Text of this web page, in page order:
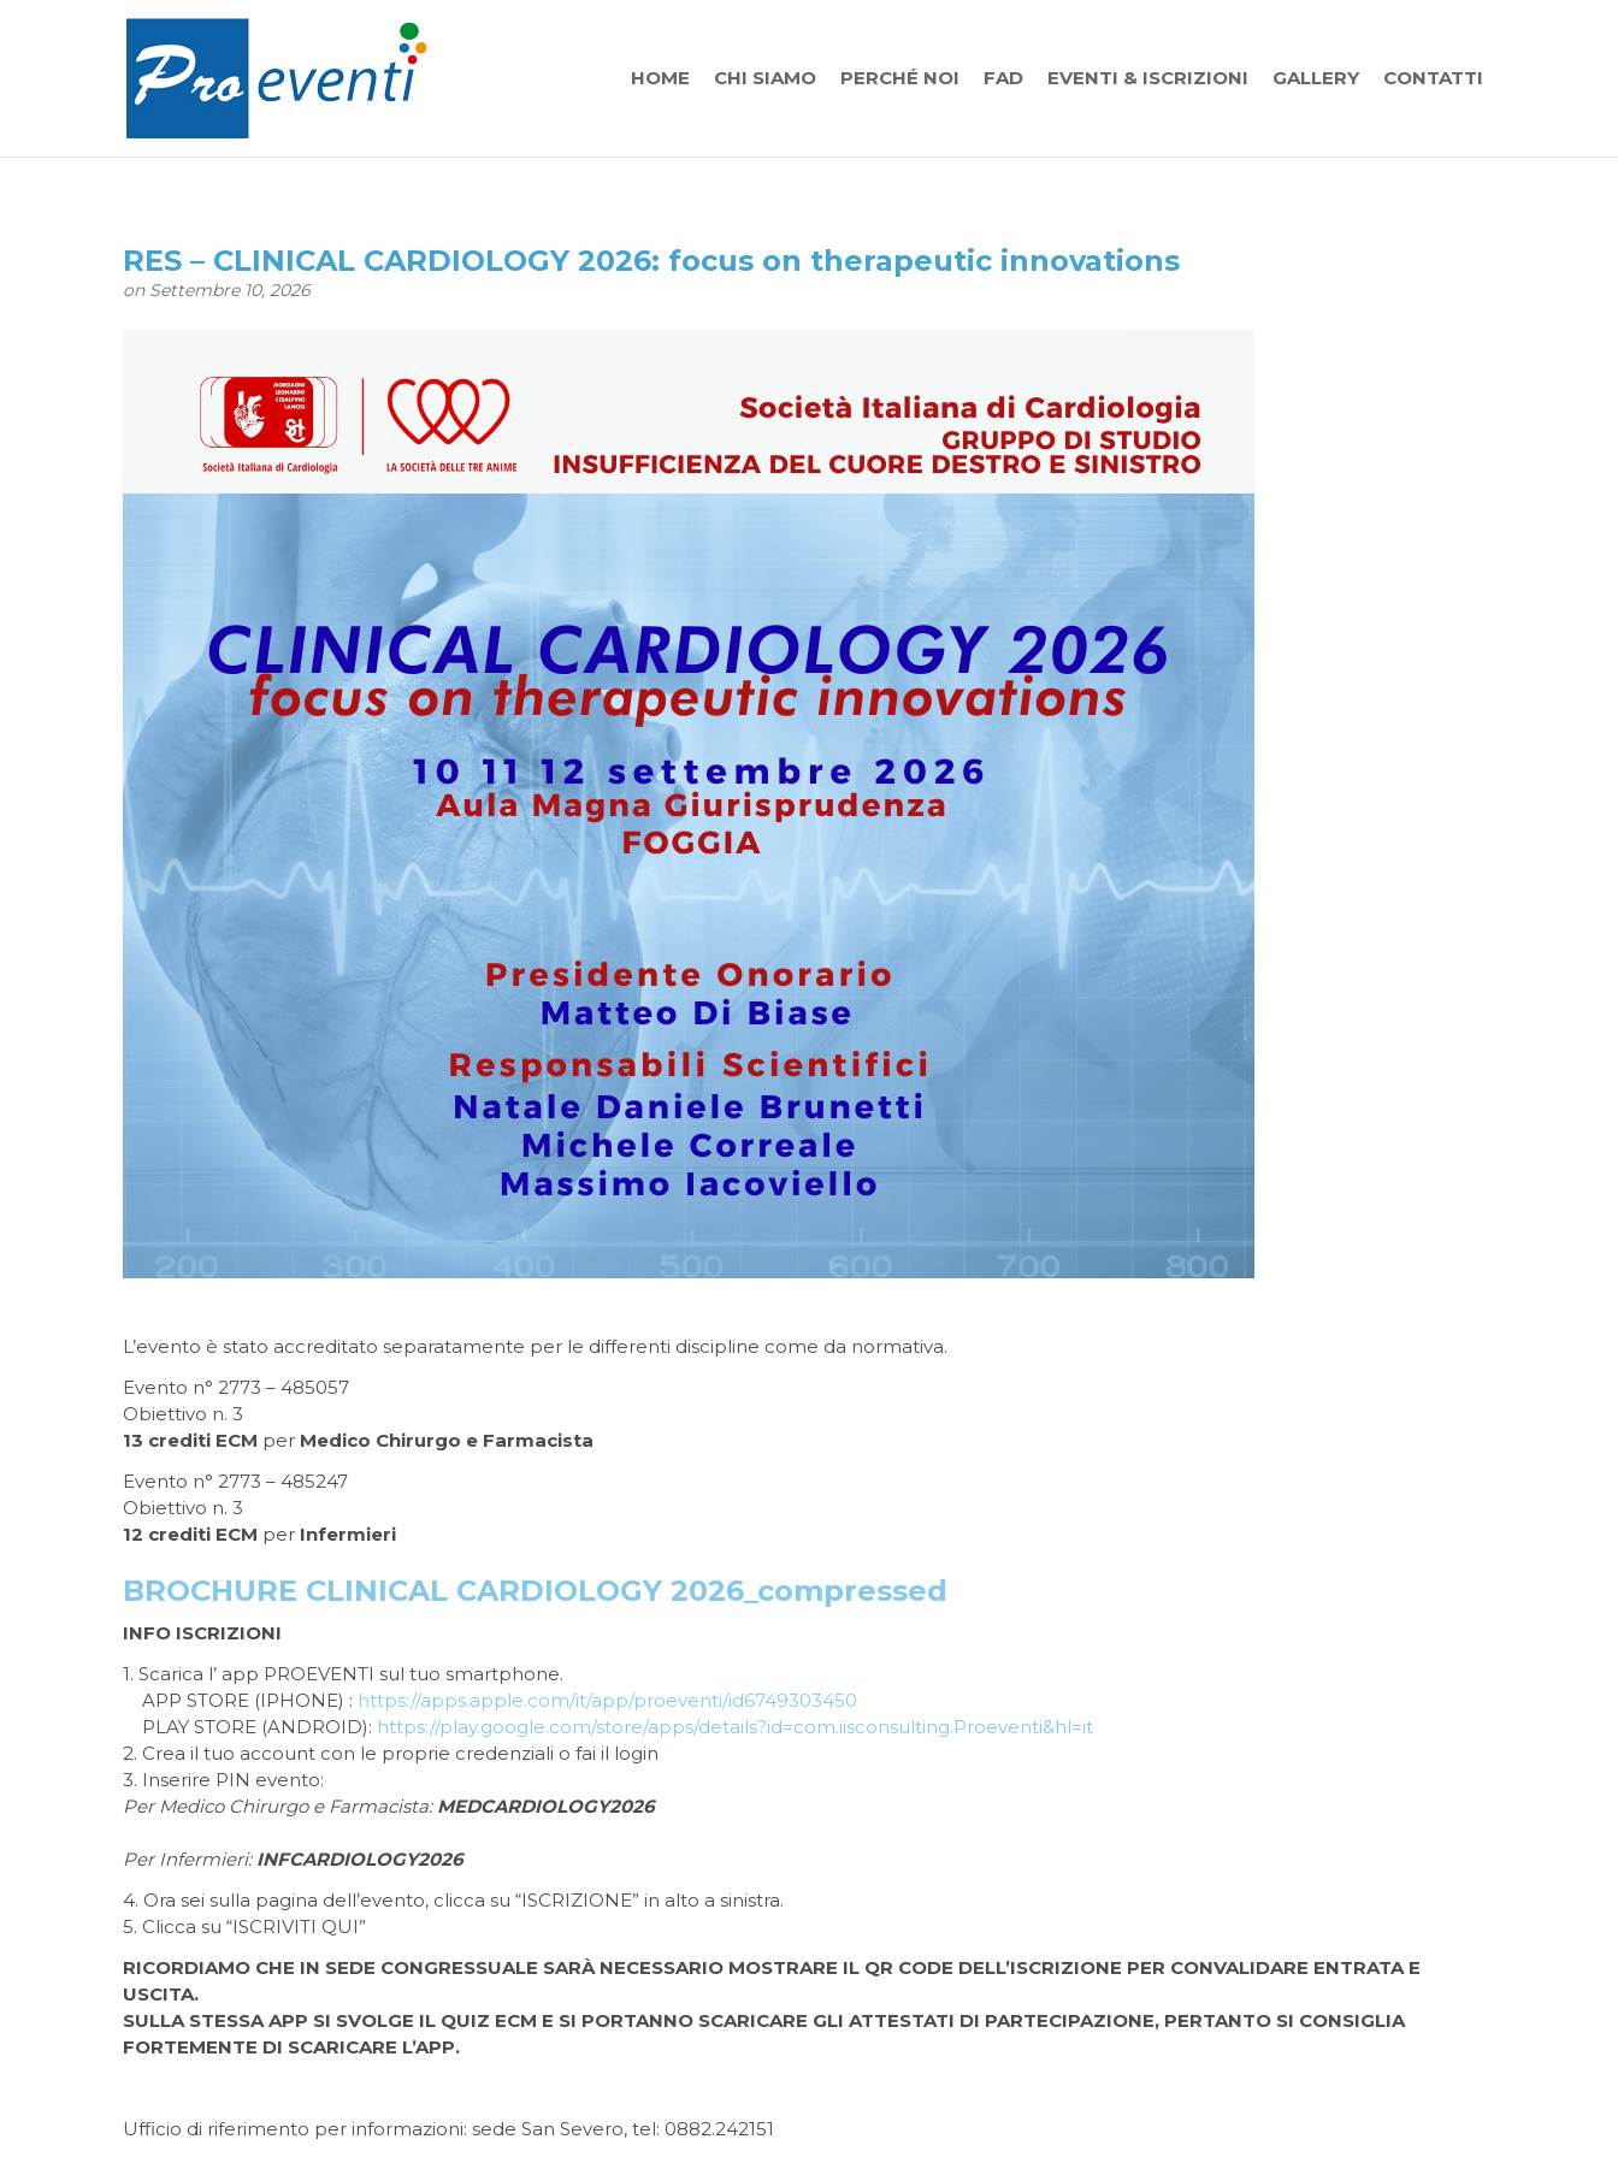
HOME CHI SIAMO PERCHÉ NOI FAD EVENTI & ISCRIZIONI GALLERY CONTATTI
RES – CLINICAL CARDIOLOGY 2026: focus on therapeutic innovations
on Settembre 10, 2026
L’evento è stato accreditato separatamente per le differenti discipline come da normativa.
Evento n° 2773 – 485057
Obiettivo n. 3
13 crediti ECM per Medico Chirurgo e Farmacista
Evento n° 2773 – 485247
Obiettivo n. 3
12 crediti ECM per Infermieri
BROCHURE CLINICAL CARDIOLOGY 2026_compressed
INFO ISCRIZIONI
1. Scarica l’ app PROEVENTI sul tuo smartphone.
APP STORE (IPHONE) : https://apps.apple.com/it/app/proeventi/id6749303450
PLAY STORE (ANDROID): https://play.google.com/store/apps/details?id=com.iisconsulting.Proeventi&hl=it
2. Crea il tuo account con le proprie credenziali o fai il login
3. Inserire PIN evento:
Per Medico Chirurgo e Farmacista: MEDCARDIOLOGY2026
Per Infermieri: INFCARDIOLOGY2026
4. Ora sei sulla pagina dell’evento, clicca su “ISCRIZIONE” in alto a sinistra.
5. Clicca su “ISCRIVITI QUI”
RICORDIAMO CHE IN SEDE CONGRESSUALE SARÀ NECESSARIO MOSTRARE IL QR CODE DELL’ISCRIZIONE PER CONVALIDARE ENTRATA E
USCITA.
SULLA STESSA APP SI SVOLGE IL QUIZ ECM E SI PORTANNO SCARICARE GLI ATTESTATI DI PARTECIPAZIONE, PERTANTO SI CONSIGLIA
FORTEMENTE DI SCARICARE L’APP.
Ufficio di riferimento per informazioni: sede San Severo, tel: 0882.242151